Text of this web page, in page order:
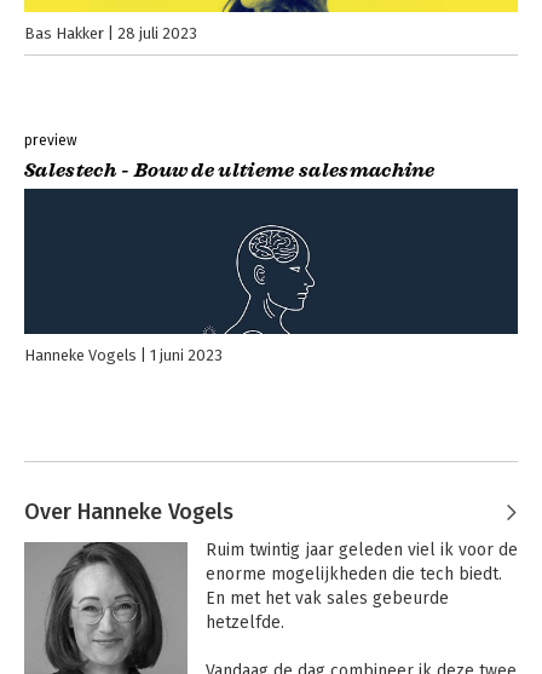
Bas Hakker 28 juli 2023
preview
Salestech - Bouw de ultieme salesmachine
Hanneke Vogels 1 juni 2023
Over Hanneke Vogels
Ruim twintig jaar geleden viel ik voor de
enorme mogelijkheden die tech biedt.
En met het vak sales gebeurde
hetzelfde.